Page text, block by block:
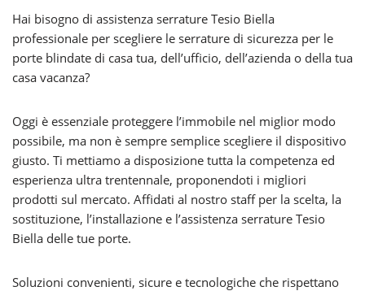
Hai bisogno di assistenza serrature Tesio Biella
professionale per scegliere le serrature di sicurezza per le
porte blindate di casa tua, dell’ufficio, dell’azienda o della tua
casa vacanza?
Oggi è essenziale proteggere l’immobile nel miglior modo
possibile, ma non è sempre semplice scegliere il dispositivo
giusto. Ti mettiamo a disposizione tutta la competenza ed
esperienza ultra trentennale, proponendoti i migliori
prodotti sul mercato. Affidati al nostro staff per la scelta, la
sostituzione, l’installazione e l’assistenza serrature Tesio
Biella delle tue porte.
Soluzioni convenienti, sicure e tecnologiche che rispettano